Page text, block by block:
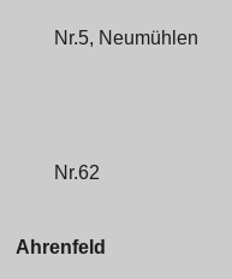
Nr.5, Neumühlen
Nr.62
Ahrenfeld